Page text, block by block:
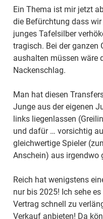
Ein Thema ist mir jetzt
die Befürchtung dass
junges Tafelsilber
tragisch. Bei der ganzen
aushalten müssen wäre
Nackenschlag.
Man hat diesen
Junge aus der eigenen
links liegenlassen
und dafür … vorsichtig
gleichwertige Spieler
Anschein) aus irgendwo
Reich hat wenigstens
nur bis 2025! Ich sehe
Vertrag schnell zu
Verkauf anbieten! Da